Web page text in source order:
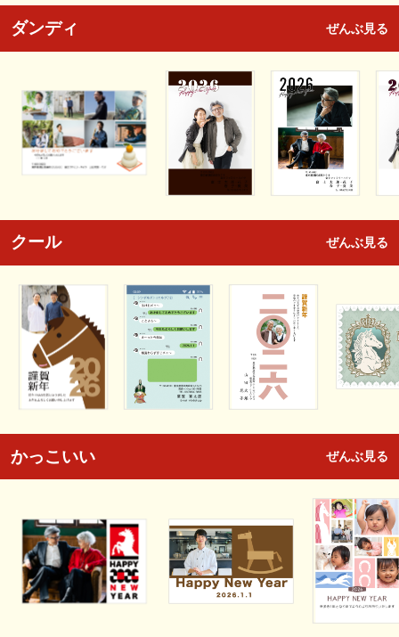
ダンディ ぜんぶ見る
クール ぜんぶ見る
かっこいい ぜんぶ見る